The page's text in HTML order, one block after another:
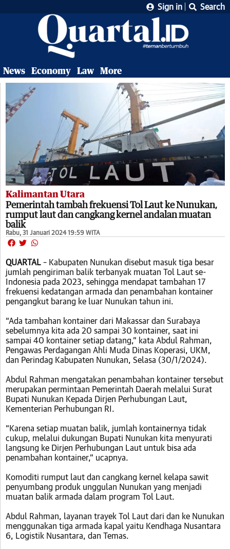
Sign in Search
News Economy Law More
Kalimantan Utara
Pemerintah tambah frekuensi Tol Laut ke Nunukan,
rumput laut dan cangkang kernel andalan muatan
balik
Rabu, 31 Januari 2024 19:59 WITA
QUARTAL – Kabupaten Nunukan disebut masuk tiga besar
jumlah pengiriman balik terbanyak muatan Tol Laut se-
Indonesia pada 2023, sehingga mendapat tambahan 17
frekuensi kedatangan armada dan penambahan kontainer
pengangkut barang ke luar Nunukan tahun ini.
“Ada tambahan kontainer dari Makassar dan Surabaya
sebelumnya kita ada 20 sampai 30 kontainer, saat ini
sampai 40 kontainer setiap datang,” kata Abdul Rahman,
Pengawas Perdagangan Ahli Muda Dinas Koperasi, UKM,
dan Perindag Kabupaten Nunukan, Selasa (30/1/2024).
Abdul Rahman mengatakan penambahan kontainer tersebut
merupakan permintaan Pemerintah Daerah melalui Surat
Bupati Nunukan Kepada Dirjen Perhubungan Laut,
Kementerian Perhubungan RI.
“Karena setiap muatan balik, jumlah kontainernya tidak
cukup, melalui dukungan Bupati Nunukan kita menyurati
langsung ke Dirjen Perhubungan Laut untuk bisa ada
penambahan kontainer,” ucapnya.
Komoditi rumput laut dan cangkang kernel kelapa sawit
penyumbang produk unggulan Nunukan yang menjadi
muatan balik armada dalam program Tol Laut.
Abdul Rahman, layanan trayek Tol Laut dari dan ke Nunukan
menggunakan tiga armada kapal yaitu Kendhaga Nusantara
6, Logistik Nusantara, dan Temas.